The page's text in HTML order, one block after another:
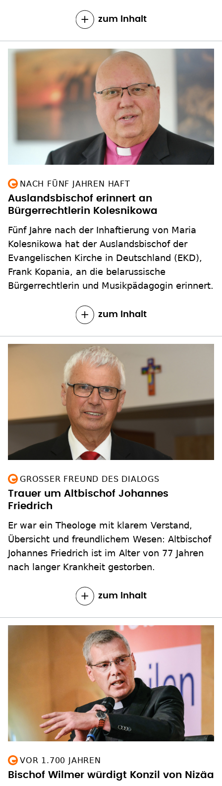
zum Inhalt
NACH FÜNF JAHREN HAFT
Auslandsbischof erinnert an
Bürgerrechtlerin Kolesnikowa
Fünf Jahre nach der Inhaftierung von Maria
Kolesnikowa hat der Auslandsbischof der
Evangelischen Kirche in Deutschland (EKD),
Frank Kopania, an die belarussische
Bürgerrechtlerin und Musikpädagogin erinnert.
zum Inhalt
GROSSER FREUND DES DIALOGS
Trauer um Altbischof Johannes
Friedrich
Er war ein Theologe mit klarem Verstand,
Übersicht und freundlichem Wesen: Altbischof
Johannes Friedrich ist im Alter von 77 Jahren
nach langer Krankheit gestorben.
zum Inhalt
VOR 1.700 JAHREN
Bischof Wilmer würdigt Konzil von Nizäa